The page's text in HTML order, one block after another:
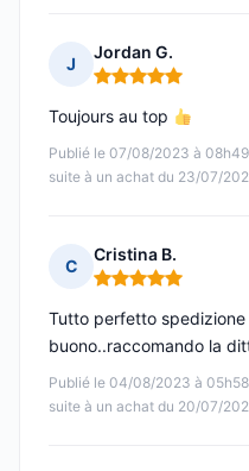
J
Jordan G.
Note : 5 sur 5
Publié le 07/08/2023 à 08h49
suite à un achat du 23/07/
Toujours au top
C
Cristina B.
Note : 5 sur 5
Publié le 04/08/2023 à 05h58
suite à un achat du 20/07/
Tutto perfetto
buono..raccomando la